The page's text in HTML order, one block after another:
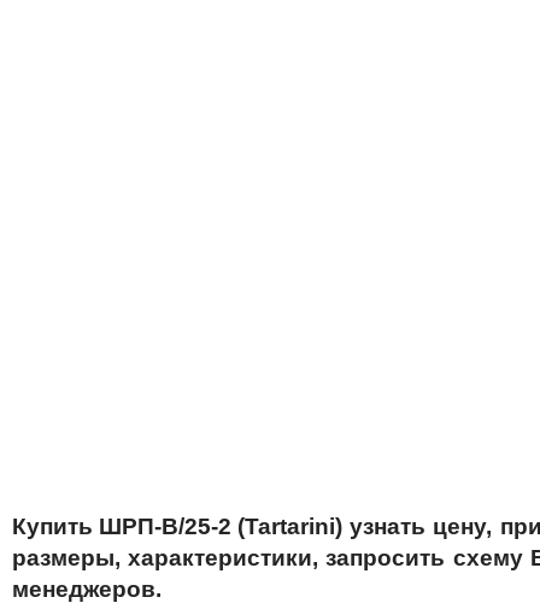
Купить ШРП-B/25-2 (Tartarini) узнать цену,
размеры, характеристики, запросить
менеджеров.